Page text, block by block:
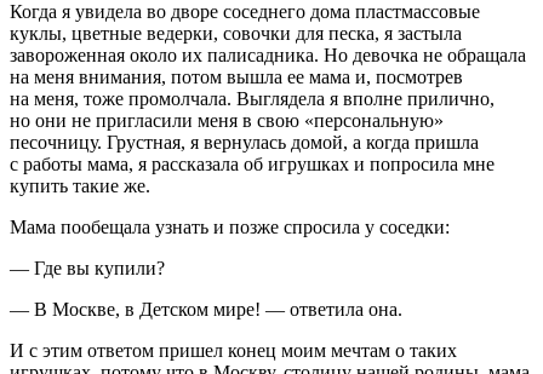
Когда я увидела во дворе соседнего дома пластмассовые
куклы, цветные ведерки, совочки для песка, я застыла
завороженная около их палисадника. Но девочка не обращала
на меня внимания, потом вышла ее мама и, посмотрев
на меня, тоже промолчала. Выглядела я вполне прилично,
но они не пригласили меня в свою «персональную»
песочницу. Грустная, я вернулась домой, а когда пришла
с работы мама, я рассказала об игрушках и попросила мне
купить такие же.
Мама пообещала узнать и позже спросила у соседки:
— Где вы купили?
— В Москве, в Детском мире! — ответила она.
И с этим ответом пришел конец моим мечтам о таких